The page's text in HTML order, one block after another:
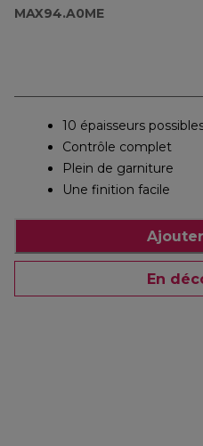
MAX94.A0ME
10 épaisseurs
Contrôle complet
Plein de garniture
Une finition facile
En